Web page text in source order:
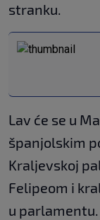
stranku.
Lav će se u
španjolskim
Kraljevskoj
Felipeom i
u parlamentu.